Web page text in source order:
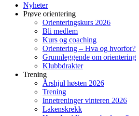
Nyheter
Prøve orientering
Orienteringskurs 2026
Bli medlem
Kurs og coaching
Orientering – Hva og hvorfor?
Grunnleggende om orientering
Klubbdrakter
Trening
Årshjul høsten 2026
Trening
Innetreninger vinteren 2026
Lakenskrekk